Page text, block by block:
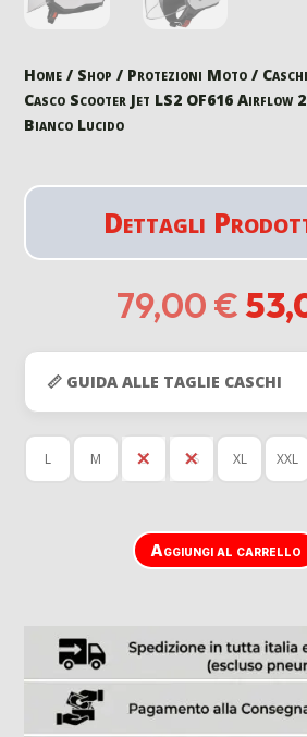
Home / Shop / Protezioni Moto / Caschi
Casco Scooter Jet LS2 OF616 Airflow
Bianco Lucido
Dettagli
79,00 €Il
era:
📏 GUIDA ALLE TAGLIE CASCHI
L M S XS XL XXL
Aggiungi al carrello